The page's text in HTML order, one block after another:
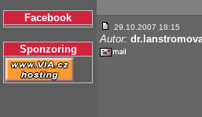
Facebook
Sponzoring
29.10.2007 18:15
Autor: